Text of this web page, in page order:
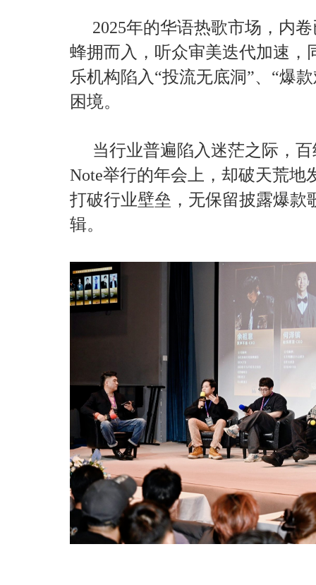
2025年的华语热歌市场，内
蜂拥而入，听众审美迭代加速，
乐机构陷入“投流无底洞”、“爆
困境。
当行业普遍陷入迷茫之际，
Note举行的年会上，却破天荒地
打破行业壁垒，无保留披露爆款
辑。